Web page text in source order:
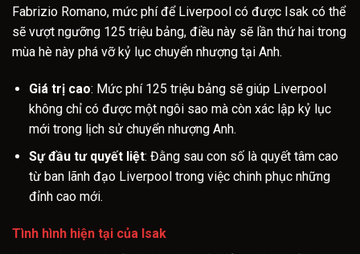
Fabrizio Romano, mức phí để Liverpool có được Isak có thể
sẽ vượt ngưỡng 125 triệu bảng, điều này sẽ lần thứ hai trong
mùa hè này phá vỡ kỷ lục chuyển nhượng tại Anh.
Giá trị cao: Mức phí 125 triệu bảng sẽ giúp Liverpool
không chỉ có được một ngôi sao mà còn xác lập kỷ lục
mới trong lịch sử chuyển nhượng Anh.
Sự đầu tư quyết liệt: Đằng sau con số là quyết tâm cao
từ ban lãnh đạo Liverpool trong việc chinh phục những
đỉnh cao mới.
Tình hình hiện tại của Isak